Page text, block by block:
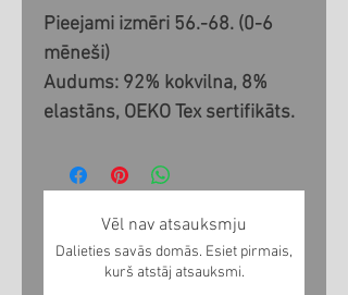
Pieejami izmēri 56.-68. (0-6
mēneši)
Audums: 92% kokvilna, 8%
elastāns, OEKO Tex sertifikāts.
Vēl nav atsauksmju
Dalieties savās domās. Esiet pirmais,
kurš atstāj atsauksmi.